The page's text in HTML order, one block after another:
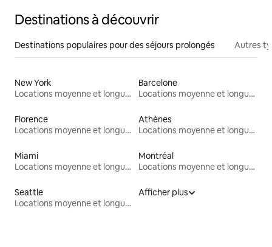
Destinations à découvrir
Destinations populaires pour des séjours prolongés Autres
New York
Locations moyenne et longue durée
Barcelone
Locations moyenne et longue durée
Florence
Locations moyenne et longue durée
Athènes
Locations moyenne et longue durée
Miami
Locations moyenne et longue durée
Montréal
Locations moyenne et longue durée
Seattle
Locations moyenne et longue durée
Afficher plus